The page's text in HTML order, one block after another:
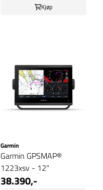
Kjøp
Garmin
Garmin GPSMAP®
1223xsv - 12"
38.390,-